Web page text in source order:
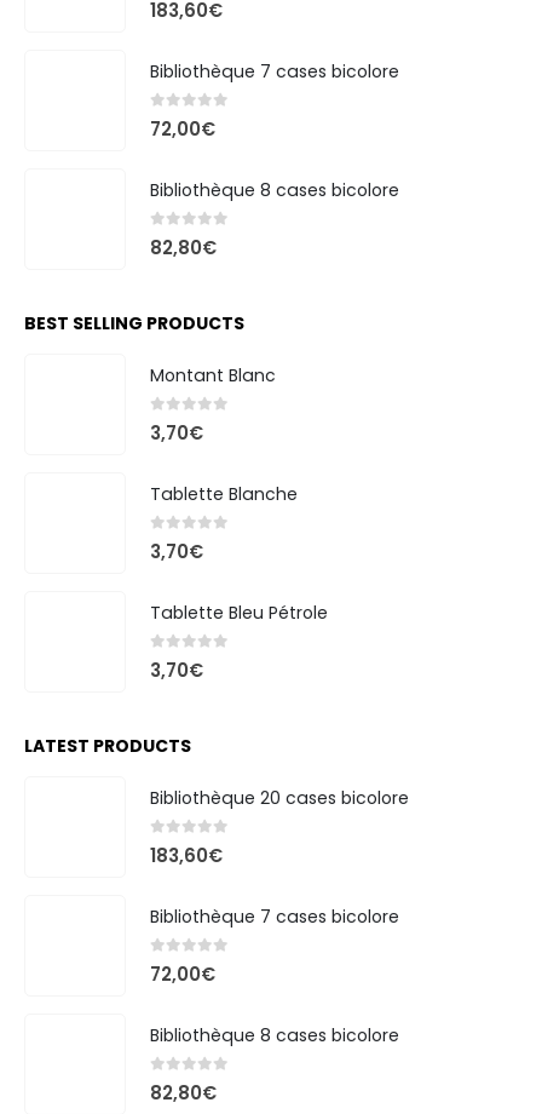
183,60€
Bibliothèque 7 cases bicolore
0out of 5
72,00€
Bibliothèque 8 cases bicolore
0out of 5
82,80€
BEST SELLING PRODUCTS
Montant Blanc
0 out of 5
3,70€
Tablette Blanche
0 out of 5
3,70€
Tablette Bleu Pétrole
0 out of 5
3,70€
LATEST PRODUCTS
Bibliothèque 20 cases bicolore
0out of 5
183,60€
Bibliothèque 7 cases bicolore
0out of 5
72,00€
Bibliothèque 8 cases bicolore
0out of 5
82,80€